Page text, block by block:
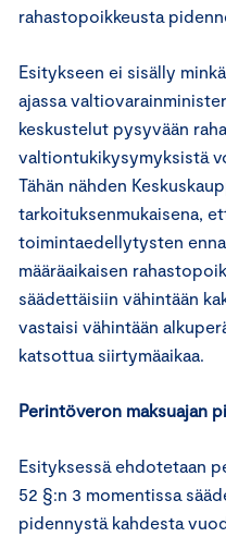
rahastopoikkeusta
Esitykseen ei sisälly
ajassa
keskustelut pysyvään
valtiontukikysymyksistä
Tähän nähden
tarkoituksenmukaisena,
toimintaedellytysten
määräaikaisen
säädettäisiin vähintään
vastaisi vähintään
katsottua siirtymäaikaa.
Perintöveron maksuajan
Esityksessä ehdotetaan
52 §:n 3 momentissa
pidennystä kahdesta